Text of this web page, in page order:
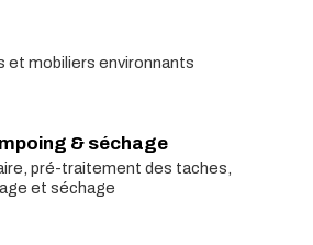
et mobiliers environnants
& séchage
pré-traitement des taches,
et séchage